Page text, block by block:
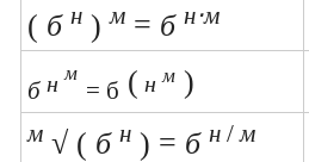
( б н )м = б н⋅м
б нм
= б ( нм )
м √ ( б н ) = б н /м